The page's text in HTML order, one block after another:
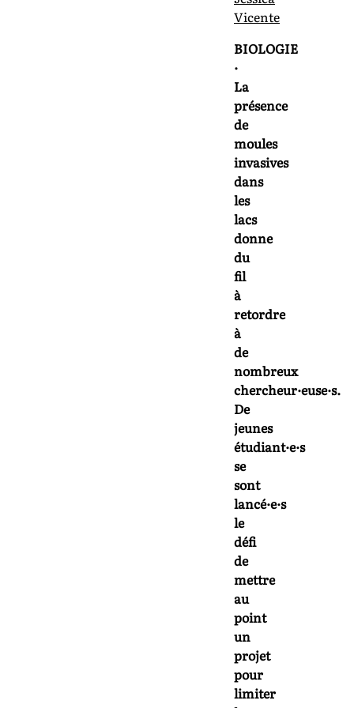
Vicente
BIOLOGIE
·
La
présence
de
moules
invasives
dans
les
lacs
donne
du
fil
à
retordre
à
de
nombreux
chercheur·euse·s.
De
jeunes
étudiant·e·s
se
sont
lancé·e·s
le
défi
de
mettre
au
point
un
projet
pour
limiter